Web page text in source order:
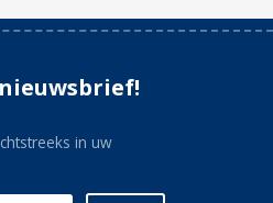
in uw